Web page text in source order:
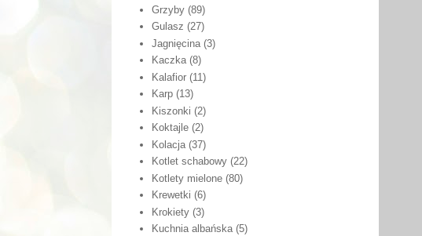
Grzyby (89)
Gulasz (27)
Jagnięcina (3)
Kaczka (8)
Kalafior (11)
Karp (13)
Kiszonki (2)
Koktajle (2)
Kolacja (37)
Kotlet schabowy (22)
Kotlety mielone (80)
Krewetki (6)
Krokiety (3)
Kuchnia albańska (5)